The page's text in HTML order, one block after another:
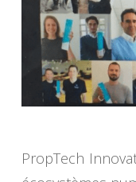
PropTech